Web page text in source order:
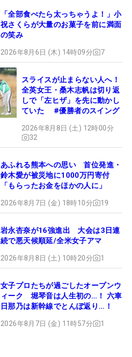
「全部食べたら太っちゃうよ！」小
祝さくらが大量のお菓子を前に満面
の笑み
2026年8月6日 (木) 14時09分 7
スライスが止まらない人へ！
全英女王・桑木志帆は切り返
しで「左ヒザ」を先に動かし
ていた #優勝者のスイング
2026年8月8日 (土) 12時00分
32
あふれる熊本への思い 首位発進・
鈴木愛が被災地に1000万円寄付
「もらったお金をほかの人に」
2026年8月7日 (金) 18時10分 19
岩永杏奈が16強進出 大会は3日連
続で悪天候順延/全米女子アマ
2026年8月8日 (土) 10時20分 1
女子プロたちが過ごしたオープンウ
ィーク 堀琴音は人生初の…！ 六車
日那乃は新幹線でとんぼ返り…！
2026年8月7日 (金) 11時57分 1